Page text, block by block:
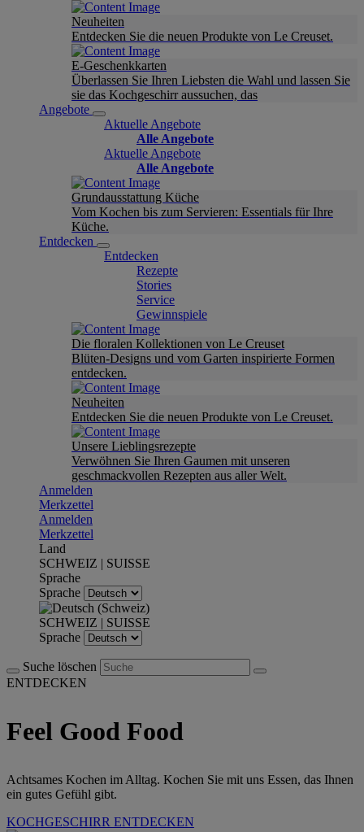
Neuheiten
Entdecken Sie die neuen Produkte von Le Creuset.
E-Geschenkkarten
Überlassen Sie Ihren Liebsten die Wahl und lassen Sie
sie das Kochgeschirr aussuchen, das
Angebote
Aktuelle Angebote
Alle Angebote
Aktuelle Angebote
Alle Angebote
Grundausstattung Küche
Vom Kochen bis zum Servieren: Essentials für Ihre
Küche.
Entdecken
Entdecken
Rezepte
Stories
Service
Gewinnspiele
Die floralen Kollektionen von Le Creuset
Blüten-Designs und vom Garten inspirierte Formen
entdecken.
Neuheiten
Entdecken Sie die neuen Produkte von Le Creuset.
Unsere Lieblingsrezepte
Verwöhnen Sie Ihren Gaumen mit unseren
geschmackvollen Rezepten aus aller Welt.
Anmelden
Merkzettel
Anmelden
Merkzettel
Land
SCHWEIZ | SUISSE
Sprache
Sprache
SCHWEIZ | SUISSE
Sprache
Suche löschen
ENTDECKEN
Feel Good Food
Achtsames Kochen im Alltag. Kochen Sie mit uns Essen, das Ihnen
ein gutes Gefühl gibt.
KOCHGESCHIRR ENTDECKEN